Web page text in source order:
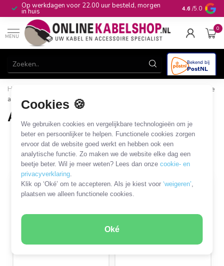
Cookies 🍪
We gebruiken cookies en vergelijkbare technologieën om je
beter en persoonlijker te helpen. Functionele cookies zorgen
ervoor dat de website goed werkt en hebben ook een
analytische functie. Zo maken we de website elke dag een
beetje beter. Wil je meer weten? Lees dan onzecookie- en
privacyverklaring.
Klik op ‘Oké’ om te accepteren. Als je kiest voor‘weigeren’,
plaatsen we alleen functionele cookies.
Oké
Op werkdagen voor 22.00 uur besteld, morgen
in huis 10+jaar
4.6 /5.0
MENU
0
Home
Auto cassette
adapter
Auto cassette adapter
3 PRODUCTEN
Filters SORTEER OP
SALE